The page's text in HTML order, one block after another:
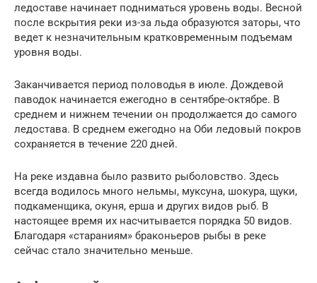
ледоставе начинает подниматься уровень воды. Весной
после вскрытия реки из-за льда образуются заторы, что
ведет к незначительным кратковременным подъемам
уровня воды.
Заканчивается период половодья в июле. Дождевой
паводок начинается ежегодно в сентябре-октябре. В
среднем и нижнем течении он продолжается до самого
ледостава. В среднем ежегодно на Оби ледовый покров
сохраняется в течение 220 дней.
На реке издавна было развито рыболовство. Здесь
всегда водилось много нельмы, муксуна, шокура, щуки,
подкаменщика, окуня, ерша и других видов рыб. В
настоящее время их насчитывается порядка 50 видов.
Благодаря «стараниям» браконьеров рыбы в реке
сейчас стало значительно меньше.